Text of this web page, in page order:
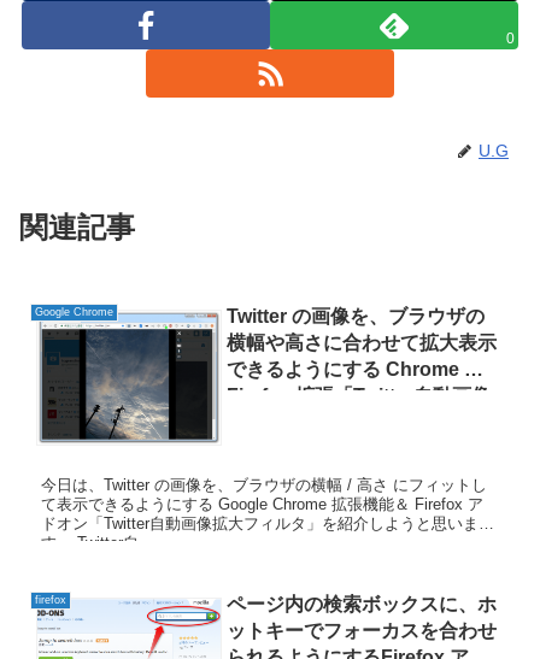
0
U.G
関連記事
Google Chrome
Twitter の画像を、ブラウザの
横幅や高さに合わせて拡大表示
できるようにする Chrome ＆
Firefox 拡張「Twitter自動画像
今日は、Twitter の画像を、ブラウザの横幅 / 高さ にフィットし
て表示できるようにする Google Chrome 拡張機能＆ Firefox ア
ドオン「Twitter自動画像拡大フィルタ」を紹介しようと思いま
す。 Twitter自...
firefox
ページ内の検索ボックスに、ホ
ットキーでフォーカスを合わせ